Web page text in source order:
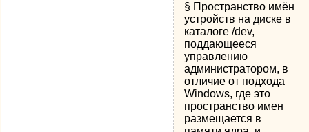
§ Пространство имён
устройств на диске в
каталоге /dev,
поддающееся
управлению
администратором, в
отличие от подхода
Windows, где это
пространство имен
размещается в